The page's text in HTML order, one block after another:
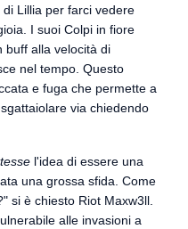
Lillia per farci vedere
I suoi Colpi in fiore
buff alla velocità di
nel tempo. Questo
e fuga che permette a
via chiedendo
l'idea di essere una
una grossa sfida. Come
si è chiesto Riot Maxw3ll.
alle invasioni a